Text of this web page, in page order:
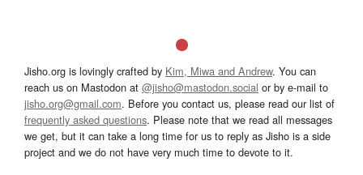
Jisho.org is lovingly crafted by Kim, Miwa and Andrew. You can
reach us on Mastodon at @jisho@mastodon.social or by e-mail to
jisho.org@gmail.com. Before you contact us, please read our list of
frequently asked questions. Please note that we read all messages
we get, but it can take a long time for us to reply as Jisho is a side
project and we do not have very much time to devote to it.